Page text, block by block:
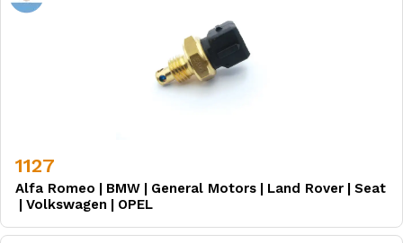
1127
Alfa Romeo | BMW | General Motors | Land Rover | Seat
| Volkswagen | OPEL